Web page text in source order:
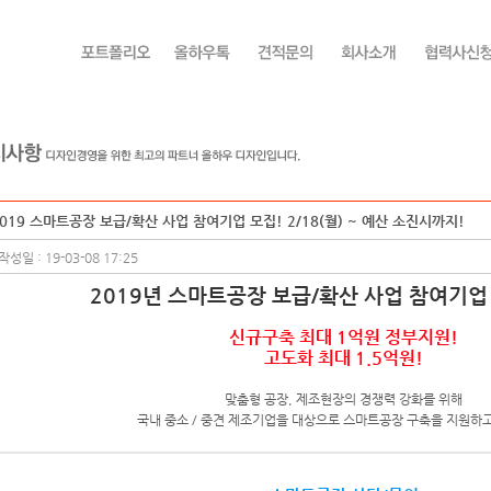
스마트공장 보급/확산 사업 참여기업 모집! 2/18(월) ~ 예산 소진시까지!
성일 : 19-03-08 17:25
2019년 스마트공장 보급/확산 사업 참여기
신규구축 최대 1억원 정부지원!
고도화 최대 1.5억원!
맞춤형 공장, 제조현장의 경쟁력 강화를 위해
국내 중소 / 중견 제조기업을 대상으로 스마트공장 구축을 지원하